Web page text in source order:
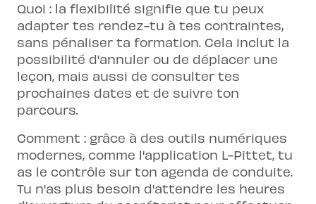
Quoi : la flexibilité signifie que tu peux
adapter tes rendez-tu à tes contraintes,
sans pénaliser ta formation. Cela inclut la
possibilité d'annuler ou de déplacer une
leçon, mais aussi de consulter tes
prochaines dates et de suivre ton
parcours.
Comment : grâce à des outils numériques
modernes, comme l'application L-Pittet, tu
as le contrôle sur ton agenda de conduite.
Tu n'as plus besoin d'attendre les heures